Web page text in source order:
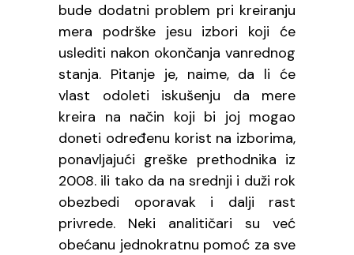
bude dodatni problem pri kreiranju
mera podrške jesu izbori koji će
uslediti nakon okončanja vanrednog
stanja. Pitanje je, naime, da li će
vlast odoleti iskušenju da mere
kreira na način koji bi joj mogao
doneti određenu korist na izborima,
ponavljajući greške prethodnika iz
2008. ili tako da na srednji i duži rok
obezbedi oporavak i dalji rast
privrede. Neki analitičari su već
obećanu jednokratnu pomoć za sve